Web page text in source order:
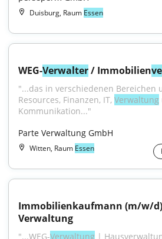
Duisburg, Raum Essen
WEG-Verwalter / Immobilien
"...das in verschiedenen Bereichen
Resources, Finanzen, IT, Verwaltung
Kommunikation..."
Parte Verwaltung GmbH
Witten, Raum Essen
Immobilienkaufmann (m/w/d)
Verwaltung
"...WEG-Verwaltung |